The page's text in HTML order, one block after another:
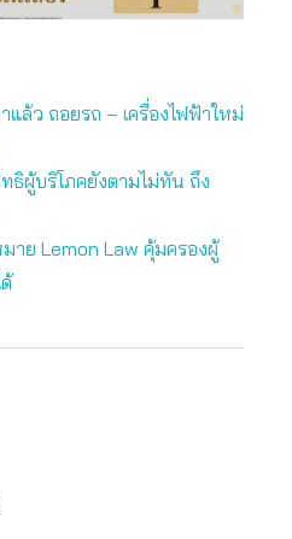
แล้ว ถอยรถ – เครื่องไฟฟ้าใหม่
ธิผู้บริโภคยังตามไม่ทัน ถึง
าย Lemon Law คุ้มครองผู้